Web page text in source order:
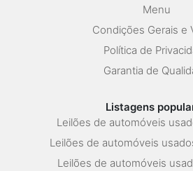
Menu
Condições Gerais e
Política de
Garantia de
Listagens
Leilões de automóveis
Leilões de automóveis
Leilões de automóveis